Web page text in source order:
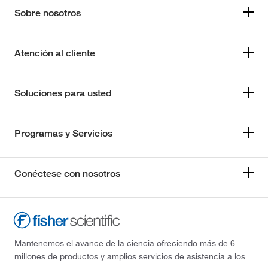
Sobre nosotros
Atención al cliente
Soluciones para usted
Programas y Servicios
Conéctese con nosotros
Mantenemos el avance de la ciencia ofreciendo más de 6
millones de productos y amplios servicios de asistencia a los